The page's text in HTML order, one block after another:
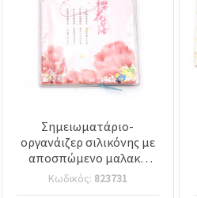
Σημειωματάριο-
οργανάιζερ σιλικόνης με
αποσπώμενο μαλακό
εξώφυλλο τζελ, 12,5x19
cm, 80 φύλλα
Κωδικός: 823731